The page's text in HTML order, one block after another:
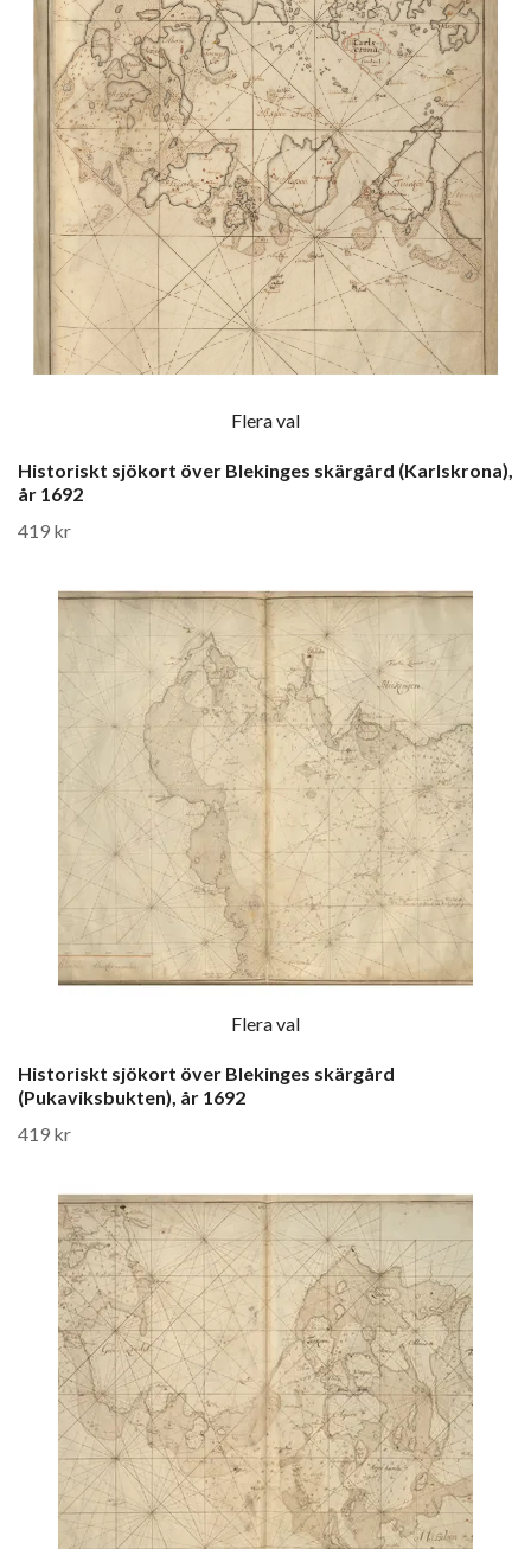
Flera val
Historiskt sjökort över Blekinges skärgård (Karlskrona),
år 1692
419 kr
Flera val
Historiskt sjökort över Blekinges skärgård
(Pukaviksbukten), år 1692
419 kr